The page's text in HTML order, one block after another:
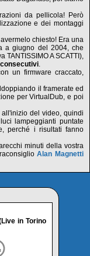
da pellicola! Però
e dei montaggi
chiesto! Era una
a giugno del 2004, che
TANTISSIMO A SCATTI),
.
un firmware craccato,
il framerate ed
per VirtualDub, e poi
del video, quindi
lampeggianti puntate
perché i risultati fanno
minuti della vostra
Alan Magnetti
in Torino